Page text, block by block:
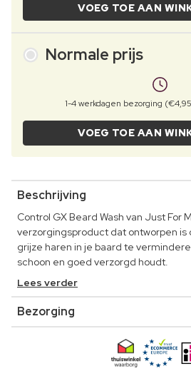
VOEG TOE AAN
Normale prijs
1-4 werkdagen bezorging
VOEG TOE AAN
Beschrijving
Control GX Beard Wash van Just For
verzorgingsproduct dat ontworpen is
grijze haren in je baard te
schoon en goed verzorgd houdt.
Lees verder
Bezorging